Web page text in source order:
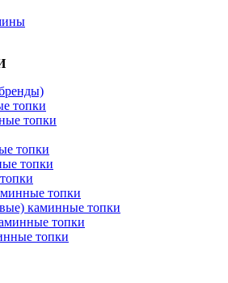
топки
топки
топки
топки
топки
каминные топки
топки
топки